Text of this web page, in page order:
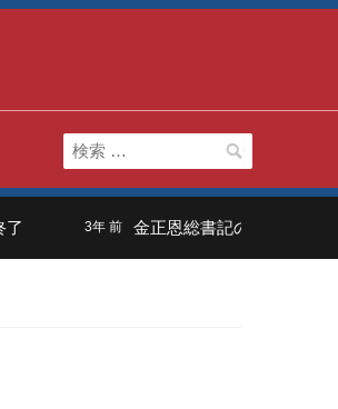
検
索:
3年 前 金正恩総書記の長男は「虚弱